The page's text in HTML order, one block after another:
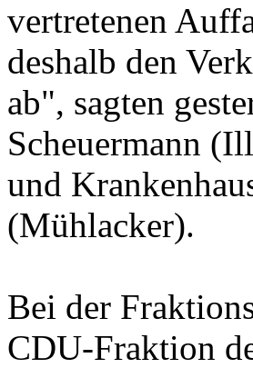
vertretenen
deshalb den
ab", sagten
Scheuermann
und
(Mühlacker).
Bei der
CDU-Fraktion